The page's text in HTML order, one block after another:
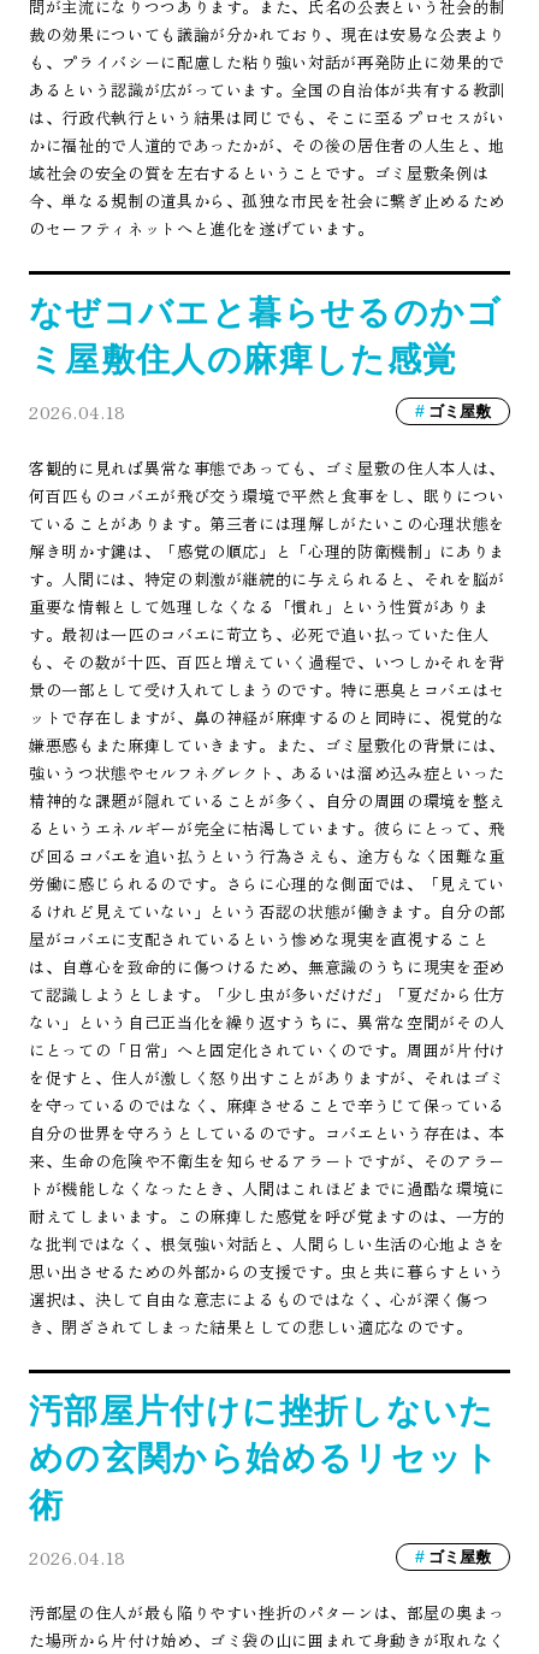
問が主流になりつつあります。また、氏名の公表という社会的制
裁の効果についても議論が分かれており、現在は安易な公表より
も、プライバシーに配慮した粘り強い対話が再発防止に効果的で
あるという認識が広がっています。全国の自治体が共有する教訓
は、行政代執行という結果は同じでも、そこに至るプロセスがい
かに福祉的で人道的であったかが、その後の居住者の人生と、地
域社会の安全の質を左右するということです。ゴミ屋敷条例は
今、単なる規制の道具から、孤独な市民を社会に繋ぎ止めるため
のセーフティネットへと進化を遂げています。
なぜコバエと暮らせるのかゴ
ミ屋敷住人の麻痺した感覚
2026.04.18 ゴミ屋敷
客観的に見れば異常な事態であっても、ゴミ屋敷の住人本人は、
何百匹ものコバエが飛び交う環境で平然と食事をし、眠りについ
ていることがあります。第三者には理解しがたいこの心理状態を
解き明かす鍵は、「感覚の順応」と「心理的防衛機制」にありま
す。人間には、特定の刺激が継続的に与えられると、それを脳が
重要な情報として処理しなくなる「慣れ」という性質がありま
す。最初は一匹のコバエに苛立ち、必死で追い払っていた住人
も、その数が十匹、百匹と増えていく過程で、いつしかそれを背
景の一部として受け入れてしまうのです。特に悪臭とコバエはセ
ットで存在しますが、鼻の神経が麻痺するのと同時に、視覚的な
嫌悪感もまた麻痺していきます。また、ゴミ屋敷化の背景には、
強いうつ状態やセルフネグレクト、あるいは溜め込み症といった
精神的な課題が隠れていることが多く、自分の周囲の環境を整え
るというエネルギーが完全に枯渇しています。彼らにとって、飛
び回るコバエを追い払うという行為さえも、途方もなく困難な重
労働に感じられるのです。さらに心理的な側面では、「見えてい
るけれど見えていない」という否認の状態が働きます。自分の部
屋がコバエに支配されているという惨めな現実を直視すること
は、自尊心を致命的に傷つけるため、無意識のうちに現実を歪め
て認識しようとします。「少し虫が多いだけだ」「夏だから仕方
ない」という自己正当化を繰り返すうちに、異常な空間がその人
にとっての「日常」へと固定化されていくのです。周囲が片付け
を促すと、住人が激しく怒り出すことがありますが、それはゴミ
を守っているのではなく、麻痺させることで辛うじて保っている
自分の世界を守ろうとしているのです。コバエという存在は、本
来、生命の危険や不衛生を知らせるアラートですが、そのアラー
トが機能しなくなったとき、人間はこれほどまでに過酷な環境に
耐えてしまいます。この麻痺した感覚を呼び覚ますのは、一方的
な批判ではなく、根気強い対話と、人間らしい生活の心地よさを
思い出させるための外部からの支援です。虫と共に暮らすという
選択は、決して自由な意志によるものではなく、心が深く傷つ
き、閉ざされてしまった結果としての悲しい適応なのです。
汚部屋片付けに挫折しないた
めの玄関から始めるリセット
術
2026.04.18 ゴミ屋敷
汚部屋の住人が最も陥りやすい挫折のパターンは、部屋の奥まっ
た場所から片付け始め、ゴミ袋の山に囲まれて身動きが取れなく